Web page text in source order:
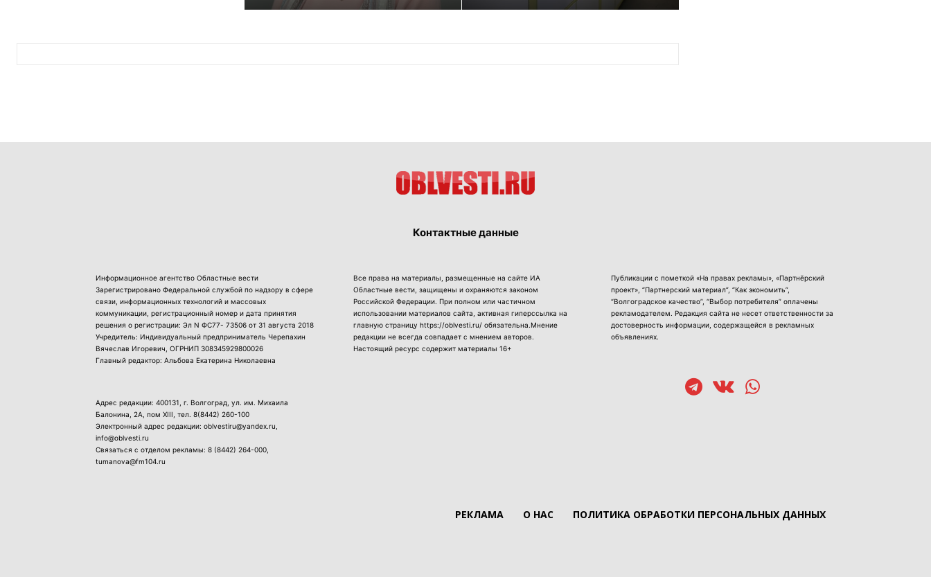
Контактные данные
Информационное агентство Областные вести
Зарегистрировано Федеральной службой по надзору в сфере
связи, информационных технологий и массовых
коммуникации, регистрационный номер и дата принятия
решения о регистрации: Эл N ФС77- 73506 от 31 августа 2018
Учредитель: Индивидуальный предприниматель Черепахин
Вячеслав Игоревич, ОГРНИП 308345929800026
Главный редактор: Альбова Екатерина Николаевна
Адрес редакции: 400131, г. Волгоград, ул. им. Михаила
Балонина, 2А, пом XIII, тел. 8(8442) 260-100
Электронный адрес редакции: oblvestiru@yandex.ru,
info@oblvesti.ru
Связаться с отделом рекламы: 8 (8442) 264-000
tumanova@fm104.ru
Все права на материалы, размещенные на сайте ИА
Областные вести, защищены и охраняются законом
Российской Федерации. При полном или частичном
использовании материалов сайта, активная гиперссылка на
главную страницу https://oblvesti.ru/ обязательна.Мнение
редакции не всегда совпадает с мнением авторов.
Настоящий ресурс содержит материалы 16+
Публикации с пометкой «На правах рекламы», «Партнёрский
проект», “Партнерский материал”, “Как экономить”,
“Волгоградское качество”, “Выбор потребителя” оплачены
рекламодателем. Редакция сайта не несет ответственности за
достоверность информации, содержащейся в рекламных
объявлениях.
РЕКЛАМА О НАС ПОЛИТИКА ОБРАБОТКИ ПЕРСОНАЛЬНЫХ ДАННЫХ